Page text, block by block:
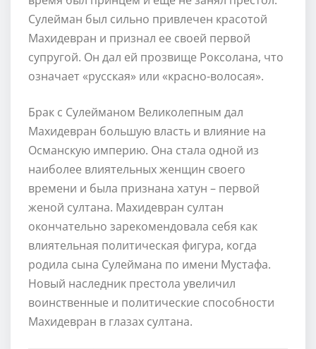
Сулейман был сильно привлечен красотой
Махидевран и признал ее своей первой
супругой. Он дал ей прозвище Роксолана, что
означает «русская» или «красно-волосая».
Брак с Сулейманом Великолепным дал
Махидевран большую власть и влияние на
Османскую империю. Она стала одной из
наиболее влиятельных женщин своего
времени и была признана хатун – первой
женой султана. Махидевран султан
окончательно зарекомендовала себя как
влиятельная политическая фигура, когда
родила сына Сулеймана по имени Мустафа.
Новый наследник престола увеличил
воинственные и политические способности
Махидевран в глазах султана.